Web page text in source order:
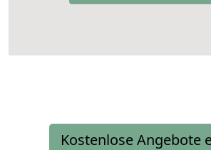
Kostenlose Angebote